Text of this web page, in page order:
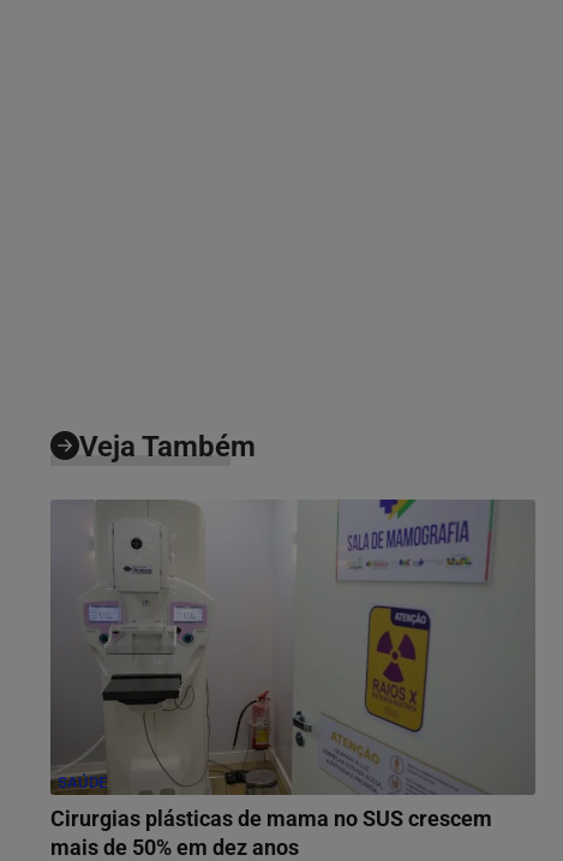
Veja Também
SAÚDE
Cirurgias plásticas de mama no SUS crescem
mais de 50% em dez anos